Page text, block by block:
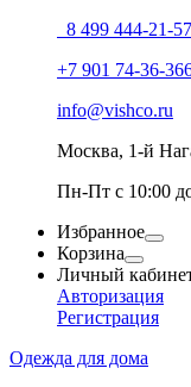
8 499 444-21-57
+7 901 74-36-
info@vishco.ru
Москва, 1-й
Пн-Пт с 10:00
Избранное
Корзина
Личный
Авторизация
Регистрация
Одежда для дома